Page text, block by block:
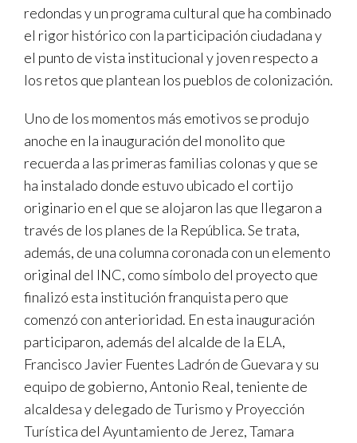
redondas y un programa cultural que ha combinado
el rigor histórico con la participación ciudadana y
el punto de vista institucional y joven respecto a
los retos que plantean los pueblos de colonización.
Uno de los momentos más emotivos se produjo
anoche en la inauguración del monolito que
recuerda a las primeras familias colonas y que se
ha instalado donde estuvo ubicado el cortijo
originario en el que se alojaron las que llegaron a
través de los planes de la República. Se trata,
además, de una columna coronada con un elemento
original del INC, como símbolo del proyecto que
finalizó esta institución franquista pero que
comenzó con anterioridad. En esta inauguración
participaron, además del alcalde de la ELA,
Francisco Javier Fuentes Ladrón de Guevara y su
equipo de gobierno, Antonio Real, teniente de
alcaldesa y delegado de Turismo y Proyección
Turística del Ayuntamiento de Jerez, Tamara